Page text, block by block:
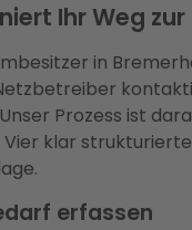
Ihr Weg
in
Prozess ist
klar
erfassen